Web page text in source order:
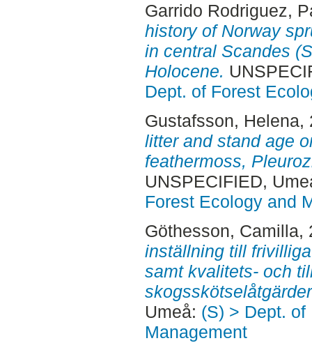
Garrido Rodriguez,
history of Norway
in central Scandes
Holocene.
Dept. of Forest
Gustafsson, Helena,
litter and stand age
feathermoss,
UNSPECIFIED,
Forest Ecology and
Göthesson, Camilla,
inställning till
samt kvalitets- och
Umeå: (S) > Dept.
Management